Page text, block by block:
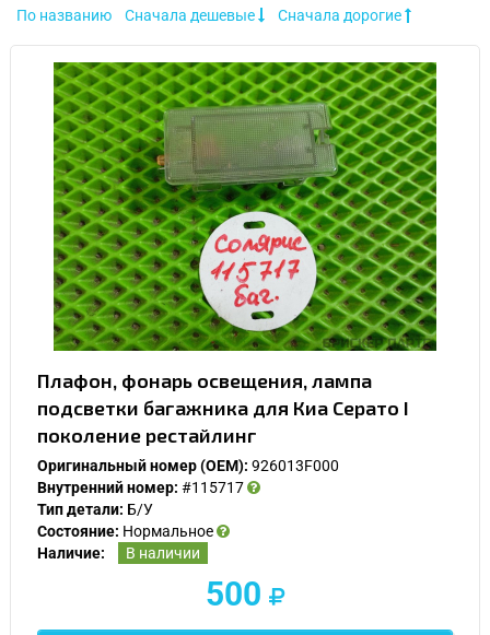
По названию Сначала дешевые Сначала дорогие
Плафон, фонарь освещения, лампа
подсветки багажника для Киа Серато I
поколение рестайлинг
Оригинальный номер (OEM): 926013F000
Внутренний номер: #115717
Тип детали: Б/У
Состояние: Нормальное
Наличие:
В наличии
500